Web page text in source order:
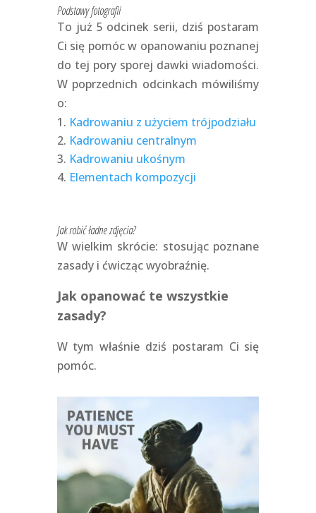
Podstawy fotografii
To już 5 odcinek serii, dziś postaram
Ci się pomóc w opanowaniu poznanej
do tej pory sporej dawki wiadomości.
W poprzednich odcinkach mówiliśmy
o:
Kadrowaniu z użyciem trójpodziału
Kadrowaniu centralnym
Kadrowaniu ukośnym
Elementach kompozycji
Jak robić ładne zdjęcia?
W wielkim skrócie: stosując poznane
zasady i ćwicząc wyobraźnię.
Jak opanować te wszystkie
zasady?
W tym właśnie dziś postaram Ci się
pomóc.